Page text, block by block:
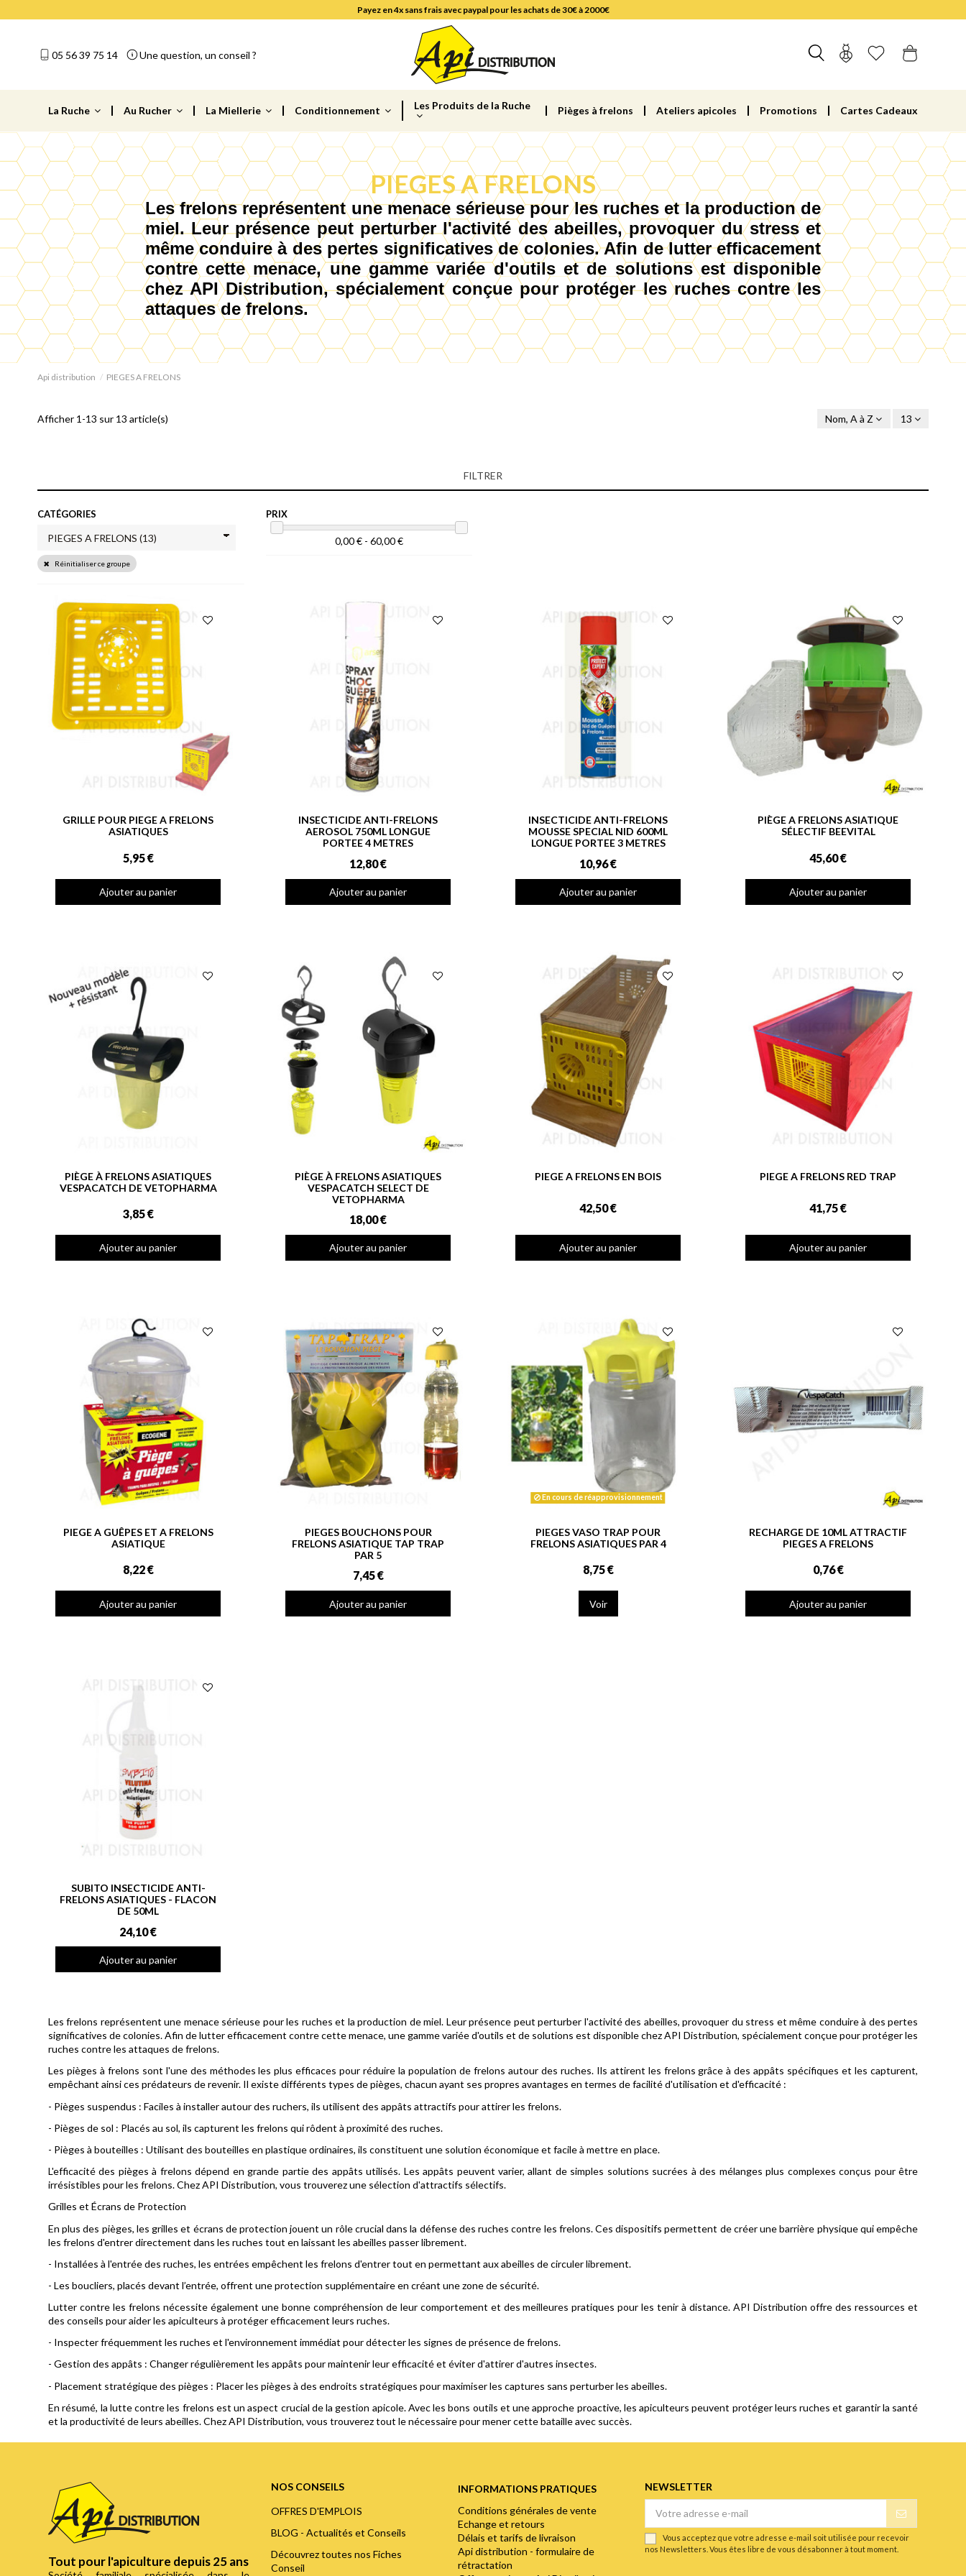
Payez en 4x sans frais avec paypal pour les achats de 30€ à 2000€
05 56 39 75 14 Une question, un conseil ?
La Ruche Au Rucher La Miellerie Conditionnement Les Produits de la Ruche Pièges à frelons Ateliers apicoles Promotions Cartes Cadeaux
PIEGES A FRELONS
Les frelons représentent une menace sérieuse pour les ruches et la production de
miel. Leur présence peut perturber l'activité des abeilles, provoquer du stress et
même conduire à des pertes significatives de colonies. Afin de lutter efficacement
contre cette menace, une gamme variée d'outils et de solutions est disponible
chez API Distribution, spécialement conçue pour protéger les ruches contre les
attaques de frelons.
Api distribution PIEGES A FRELONS
Afficher 1-13 sur 13 article(s) Nom, A à Z 13
FILTRER
CATÉGORIES
Réinitialiser ce groupe
PRIX
0,00 € - 60,00 €
GRILLE POUR PIEGE A FRELONS
ASIATIQUES
5,95 €
Ajouter au panier
INSECTICIDE ANTI-FRELONS
AEROSOL 750ML LONGUE
PORTEE 4 METRES
12,80 €
Ajouter au panier
INSECTICIDE ANTI-FRELONS
MOUSSE SPECIAL NID 600ML
LONGUE PORTEE 3 METRES
10,96 €
Ajouter au panier
PIÈGE A FRELONS ASIATIQUE
SÉLECTIF BEEVITAL
45,60 €
Ajouter au panier
PIÈGE À FRELONS ASIATIQUES
VESPACATCH DE VETOPHARMA
3,85 €
Ajouter au panier
PIÈGE À FRELONS ASIATIQUES
VESPACATCH SELECT DE
VETOPHARMA
18,00 €
Ajouter au panier
PIEGE A FRELONS EN BOIS
42,50 €
Ajouter au panier
PIEGE A FRELONS RED TRAP
41,75 €
Ajouter au panier
PIEGE A GUÊPES ET A FRELONS
ASIATIQUE
8,22 €
Ajouter au panier
PIEGES BOUCHONS POUR
FRELONS ASIATIQUE TAP TRAP
PAR 5
7,45 €
Ajouter au panier
En cours de réapprovisionnement
PIEGES VASO TRAP POUR
FRELONS ASIATIQUES PAR 4
8,75 €
Voir
RECHARGE DE 10ML ATTRACTIF
PIEGES A FRELONS
0,76 €
Ajouter au panier
SUBITO INSECTICIDE ANTI-
FRELONS ASIATIQUES - FLACON
DE 50ML
24,10 €
Ajouter au panier
Les frelons représentent une menace sérieuse pour les ruches et la production de miel. Leur présence peut perturber l'activité des abeilles, provoquer du stress et même conduire à des pertes
significatives de colonies. Afin de lutter efficacement contre cette menace, une gamme variée d'outils et de solutions est disponible chez API Distribution, spécialement conçue pour protéger les
ruches contre les attaques de frelons.
Les pièges à frelons sont l'une des méthodes les plus efficaces pour réduire la population de frelons autour des ruches. Ils attirent les frelons grâce à des appâts spécifiques et les capturent,
empêchant ainsi ces prédateurs de revenir. Il existe différents types de pièges, chacun ayant ses propres avantages en termes de facilité d'utilisation et d'efficacité :
- Pièges suspendus : Faciles à installer autour des ruchers, ils utilisent des appâts attractifs pour attirer les frelons.
- Pièges de sol : Placés au sol, ils capturent les frelons qui rôdent à proximité des ruches.
- Pièges à bouteilles : Utilisant des bouteilles en plastique ordinaires, ils constituent une solution économique et facile à mettre en place.
L'efficacité des pièges à frelons dépend en grande partie des appâts utilisés. Les appâts peuvent varier, allant de simples solutions sucrées à des mélanges plus complexes conçus pour être
irrésistibles pour les frelons. Chez API Distribution, vous trouverez une sélection d'attractifs sélectifs.
Grilles et Écrans de Protection
En plus des pièges, les grilles et écrans de protection jouent un rôle crucial dans la défense des ruches contre les frelons. Ces dispositifs permettent de créer une barrière physique qui empêche
les frelons d'entrer directement dans les ruches tout en laissant les abeilles passer librement.
- Installées à l'entrée des ruches, les entrées empêchent les frelons d'entrer tout en permettant aux abeilles de circuler librement.
- Les boucliers, placés devant l’entrée, offrent une protection supplémentaire en créant une zone de sécurité.
Lutter contre les frelons nécessite également une bonne compréhension de leur comportement et des meilleures pratiques pour les tenir à distance. API Distribution offre des ressources et
des conseils pour aider les apiculteurs à protéger efficacement leurs ruches.
- Inspecter fréquemment les ruches et l'environnement immédiat pour détecter les signes de présence de frelons.
- Gestion des appâts : Changer régulièrement les appâts pour maintenir leur efficacité et éviter d'attirer d'autres insectes.
- Placement stratégique des pièges : Placer les pièges à des endroits stratégiques pour maximiser les captures sans perturber les abeilles.
En résumé, la lutte contre les frelons est un aspect crucial de la gestion apicole. Avec les bons outils et une approche proactive, les apiculteurs peuvent protéger leurs ruches et garantir la santé
et la productivité de leurs abeilles. Chez API Distribution, vous trouverez tout le nécessaire pour mener cette bataille avec succès.
Tout pour l'apiculture depuis 25 ans
NOS CONSEILS
OFFRES D'EMPLOIS
BLOG - Actualités et Conseils
Découvrez toutes nos Fiches
Conseil
INFORMATIONS PRATIQUES
Conditions générales de vente
Echange et retours
Délais et tarifs de livraison
Api distribution - formulaire de
rétractation
NEWSLETTER
Vous acceptez que votre adresse e-mail soit utilisée pour recevoir
nos Newsletters. Vous êtes libre de vous désabonner à tout moment.